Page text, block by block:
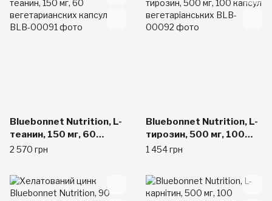
Bluebonnet Nutrition, L-
теанин, 150 мг, 60
вегетарианских капсул
2 570 грн
Bluebonnet Nutrition, L-
тирозин, 500 мг, 100
капсул вегетаріанських
1 454 грн